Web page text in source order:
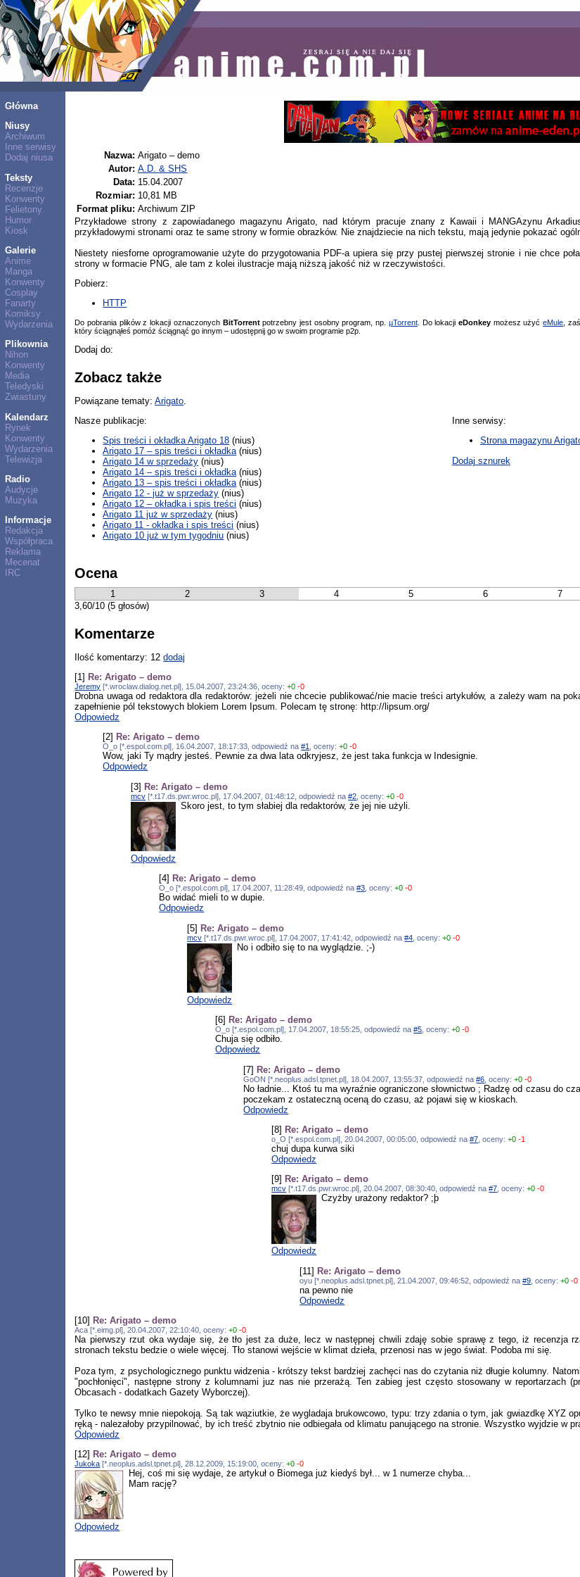
Główna
Niusy
Archiwum
Inne serwisy
Dodaj niusa
Teksty
Recenzje
Konwenty
Felietony
Humor
Kiosk
Galerie
Anime
Manga
Konwenty
Cosplay
Fanarty
Komiksy
Wydarzenia
Plikownia
Nihon
Konwenty
Media
Teledyski
Zwiastuny
Kalendarz
Rynek
Konwenty
Wydarzenia
Telewizja
Radio
Audycje
Muzyka
Informacje
Redakcja
Współpraca
Reklama
Mecenat
IRC
Nazwa: Arigato – demo
Autor: A.D. & SHS
Data: 15.04.2007
Rozmiar: 10,81 MB
Format pliku: Archiwum ZIP
Przykładowe strony z zapowiadanego magazynu Arigato, nad którym pracuje znany z Kawaii i MANGAzynu
przykładowymi stronami oraz te same strony w formie obrazków. Nie znajdziecie na nich tekstu, mają jedynie pokazać
Niestety niesforne oprogramowanie użyte do przygotowania PDF-a upiera się przy pustej pierwszej stronie i nie chce
strony w formacie PNG, ale tam z kolei ilustracje mają niższą jakość niż w rzeczywistości.
Pobierz:
HTTP
Do pobrania plików z lokacji oznaczonych BitTorrentpotrzebny jest osobny program, np. µTorrent. Do lokacjieDonkey możesz użyćeMule ,
który ściągnąłeś pomóż ściągnąć go innym – udostępnij go w swoim programie p2p.
Dodaj do:
Zobacz także
Powiązane tematy:Arigato
Nasze publikacje:
Spis treści i okładka Arigato 18 (nius)
Arigato 17 – spis treści i okładka(nius)
Arigato 14 w sprzedaży (nius)
Arigato 14 – spis treści i okładka(nius)
Arigato 13 – spis treści i okładka(nius)
Arigato 12 - już w sprzedaży (nius)
Arigato 12 – okładka i spis treści (nius)
Arigato 11 już w sprzedaży (nius)
Arigato 11 - okładka i spis treści (nius)
Arigato 10 już w tym tygodniu (nius)
Inne serwisy:
Strona magazynu
Dodaj sznurek
Ocena
1 2 3 4 5 6 7
3,60/10 (5 głosów)
Komentarze
Ilość komentarzy: 12dodaj
[1] Re: Arigato – demo
Jeremy [*.wroclaw.dialog.net.pl], 15.04.2007, 23:24:36, oceny:+0 -0
Drobna uwaga od redaktora dla redaktorów: jeżeli nie chcecie publikować/nie macie treści artykułów, a zależy wam na
zapełnienie pól tekstowych blokiem Lorem Ipsum. Polecam tę stronę: http://lipsum.org/
Odpowiedz
[2] Re: Arigato – demo
O_o [*.espol.com.pl], 16.04.2007, 18:17:33, odpowiedź na#1 , oceny:+0 -0
Wow, jaki Ty mądry jesteś. Pewnie za dwa lata odkryjesz, że jest taka funkcja w Indesignie.
Odpowiedz
[3] Re: Arigato – demo
mcv [*.t17.ds.pwr.wroc.pl], 17.04.2007, 01:48:12, odpowiedź na#2 , oceny:+0 -0
Skoro jest, to tym słabiej dla redaktorów, że jej nie użyli.
Odpowiedz
[4] Re: Arigato – demo
O_o [*.espol.com.pl], 17.04.2007, 11:28:49, odpowiedź na#3 , oceny:+0 -0
Bo widać mieli to w dupie.
Odpowiedz
[5] Re: Arigato – demo
mcv [*.t17.ds.pwr.wroc.pl], 17.04.2007, 17:41:42, odpowiedź na#4 , oceny:+0 -0
No i odbiło się to na wyglądzie. ;-)
Odpowiedz
[6] Re: Arigato – demo
O_o [*.espol.com.pl], 17.04.2007, 18:55:25, odpowiedź na#5 , oceny:+0 -0
Chuja się odbiło.
Odpowiedz
[7] Re: Arigato – demo
GoON [*.neoplus.adsl.tpnet.pl], 18.04.2007, 13:55:37, odpowiedź na#6 , oceny:+0 -0
No ładnie... Ktoś tu ma wyraźnie ograniczone słownictwo ; Radzę od czasu do
poczekam z ostateczną oceną do czasu, aż pojawi się w kioskach.
Odpowiedz
[8] Re: Arigato – demo
o_O [*.espol.com.pl], 20.04.2007, 00:05:00, odpowiedź na#7 , oceny:+0 -1
chuj dupa kurwa siki
Odpowiedz
[9] Re: Arigato – demo
mcv [*.t17.ds.pwr.wroc.pl], 20.04.2007, 08:30:40, odpowiedź na#7 , oceny:+0 -0
Czyżby urażony redaktor? ;þ
Odpowiedz
[11] Re: Arigato – demo
oyu [*.neoplus.adsl.tpnet.pl], 21.04.2007, 09:46:52, odpowiedź na#9 , oceny:+0 -0
na pewno nie
Odpowiedz
[10] Re: Arigato – demo
Aca [*.eimg.pl], 20.04.2007, 22:10:40, oceny:+0 -0
Na pierwszy rzut oka wydaje się, że tło jest za duże, lecz w następnej chwili zdaję sobie sprawę z tego, iż recenzja
stronach tekstu bedzie o wiele więcej. Tło stanowi wejście w klimat dzieła, przenosi nas w jego świat. Podoba mi się.
Poza tym, z psychologicznego punktu widzenia - krótszy tekst bardziej zachęci nas do czytania niż długie kolumny.
"pochłonięci", następne strony z kolumnami juz nas nie przerażą. Ten zabieg jest często stosowany w reportarzach
Obcasach - dodatkach Gazety Wyborczej).
Tylko te newsy mnie niepokoją. Są tak wąziutkie, że wygladaja brukowcowo, typu: trzy zdania o tym, jak gwiazdkę XYZ
ręką - nalezałoby przypilnować, by ich treść zbytnio nie odbiegała od klimatu panującego na stronie. Wszystko wyjdzie w
Odpowiedz
[12] Re: Arigato – demo
Jukoka [*.neoplus.adsl.tpnet.pl], 28.12.2009, 15:19:00, oceny:+0 -0
Hej, coś mi się wydaje, że artykuł o Biomega już kiedyś był... w 1 numerze chyba...
Mam rację?
Odpowiedz